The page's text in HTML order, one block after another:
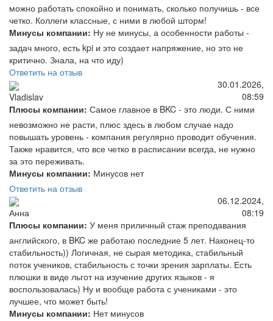
можно работать спокойно и понимать, сколько получишь - все
четко. Коллеги классные, с ними в любой шторм!
Минусы компании: Ну не минусы, а особенности работы -
задач много, есть kpi и это создает напряжение, но это не
критично. Знала, на что иду)
Ответить на отзыв
Vladislav
30.01.2026,
08:59
Плюсы компании: Самое главное в BKC - это люди. С ними
невозможно не расти, плюс здесь в любом случае надо
повышать уровень - компания регулярно проводит обучения.
Также нравится, что все четко в расписании всегда, не нужно
за это переживать.
Минусы компании: Минусов нет
Ответить на отзыв
Анна
06.12.2024,
08:19
Плюсы компании: У меня приличный стаж преподавания
английского, в BKC же работаю последние 5 лет. Наконец-то
стабильность)) Логичная, не сырая методика, стабильный
поток учеников, стабильность с точки зрения зарплаты. Есть
плюшки в виде льгот на изучение других языков - я
воспользовалась) Ну и вообще работа с учениками - это
лучшее, что может быть!
Минусы компании: Нет минусов